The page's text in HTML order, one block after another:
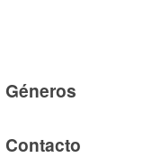
Géneros
Contacto